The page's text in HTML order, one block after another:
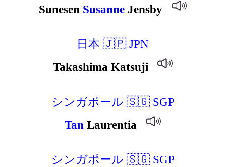
Sunesen Susanne Jensby
日本 🇯🇵 JPN
Takashima Katsuji
シンガポール 🇸🇬 SGP
Tan Laurentia
シンガポール 🇸🇬 SGP